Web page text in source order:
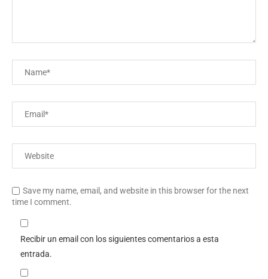
Save my name, email, and website in this browser for the next
time I comment.
Recibir un email con los siguientes comentarios a esta
entrada.